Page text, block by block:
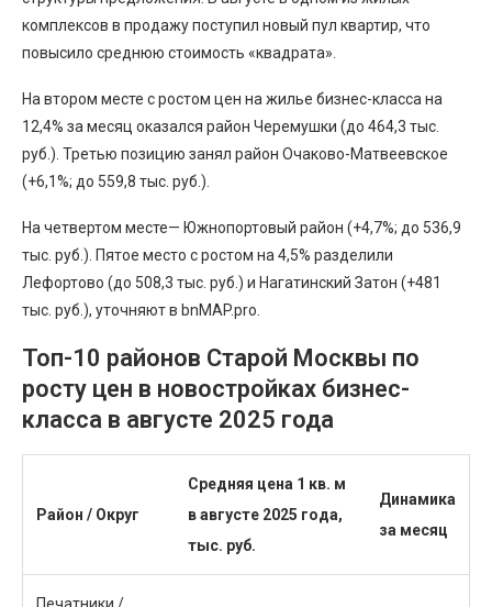
комплексов в продажу поступил новый пул квартир, что
повысило среднюю стоимость «квадрата».
На втором месте с ростом цен на жилье бизнес-класса на
12,4% за месяц оказался район Черемушки (до 464,3 тыс.
руб.). Третью позицию занял район Очаково-Матвеевское
(+6,1%; до 559,8 тыс. руб.).
На четвертом месте— Южнопортовый район (+4,7%; до 536,9
тыс. руб.). Пятое место с ростом на 4,5% разделили
Лефортово (до 508,3 тыс. руб.) и Нагатинский Затон (+481
тыс. руб.), уточняют в bnMAP.pro.
Топ-10 районов Старой Москвы по
росту цен в новостройках бизнес-
класса в августе 2025 года
Район / Округ
Средняя цена 1 кв. м
в августе 2025 года,
тыс. руб.
Динамика
за месяц